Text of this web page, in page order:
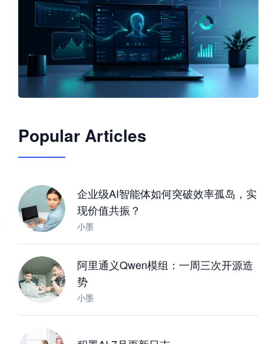
JimoClaw 桌面 AI Agent 工作台
Popular Articles
企业级AI智能体如何突破效率孤岛，实
现价值共振？
小墨
阿里通义Qwen模组：一周三次开源造
势
小墨